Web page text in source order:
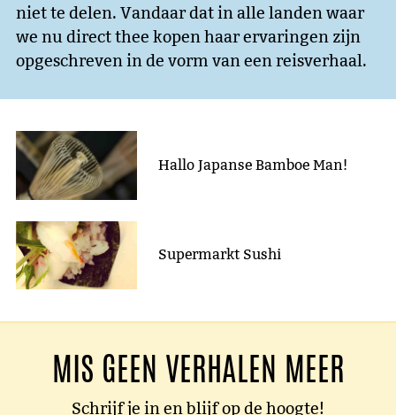
niet te delen. Vandaar dat in alle landen waar
we nu direct thee kopen haar ervaringen zijn
opgeschreven in de vorm van een reisverhaal.
Hallo Japanse Bamboe Man!
Supermarkt Sushi
MIS GEEN VERHALEN MEER
Schrijf je in en blijf op de hoogte!